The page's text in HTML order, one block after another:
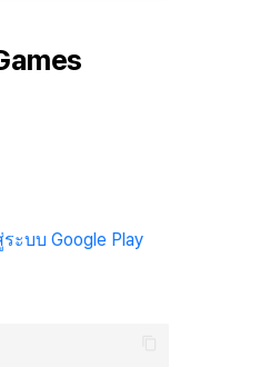
ะบบ Google Play